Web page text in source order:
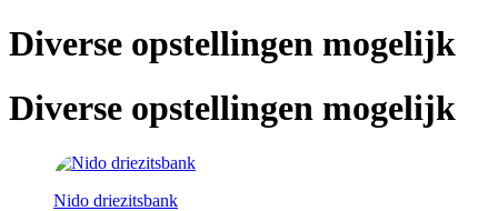
Diverse opstellingen mogelijk
Diverse opstellingen mogelijk
Nido driezitsbank